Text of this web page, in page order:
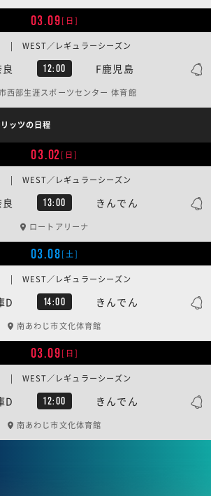
03.09[日]
12:00 F鹿児島
| WEST／レギュラーシーズン
西部生涯スポーツセンター 体育館
ッツの日程
03.02[日]
13:00 きんでん
| WEST／レギュラーシーズン
ロートアリーナ
03.08[土]
D 14:00 きんでん
| WEST／レギュラーシーズン
南あわじ市文化体育館
03.09[日]
D 12:00 きんでん
| WEST／レギュラーシーズン
南あわじ市文化体育館